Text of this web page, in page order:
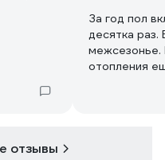
За год пол
десятка раз.
межсезонье.
отопления
отзывы